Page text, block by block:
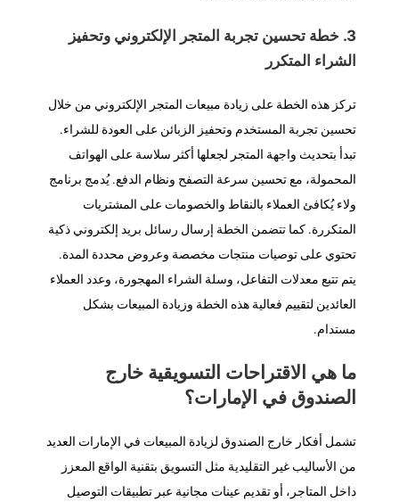
3. خطة تحسين تجربة المتجر الإلكتروني وتحفيز
الشراء المتكرر
تركز هذه الخطة على زيادة مبيعات المتجر الإلكتروني من خلال
تحسين تجربة المستخدم وتحفيز الزبائن على العودة للشراء.
تبدأ بتحديث واجهة المتجر لجعلها أكثر سلاسة على الهواتف
المحمولة، مع تحسين سرعة التصفح ونظام الدفع. يُدمج برنامج
ولاء يُكافئ العملاء بالنقاط والخصومات على المشتريات
المتكررة. كما تتضمن الخطة إرسال رسائل بريد إلكتروني ذكية
تحتوي على توصيات منتجات مخصصة وعروض محددة المدة.
يتم تتبع معدلات التفاعل، وسلة الشراء المهجورة، وعدد العملاء
العائدين لتقييم فعالية هذه الخطة وزيادة المبيعات بشكل
مستدام.
ما هي الاقتراحات التسويقية خارج
الصندوق في الإمارات؟
تشمل أفكار خارج الصندوق لزيادة المبيعات في الإمارات العديد
من الأساليب غير التقليدية مثل التسويق بتقنية الواقع المعزز
داخل المتاجر، أو تقديم عينات مجانية عبر تطبيقات التوصيل